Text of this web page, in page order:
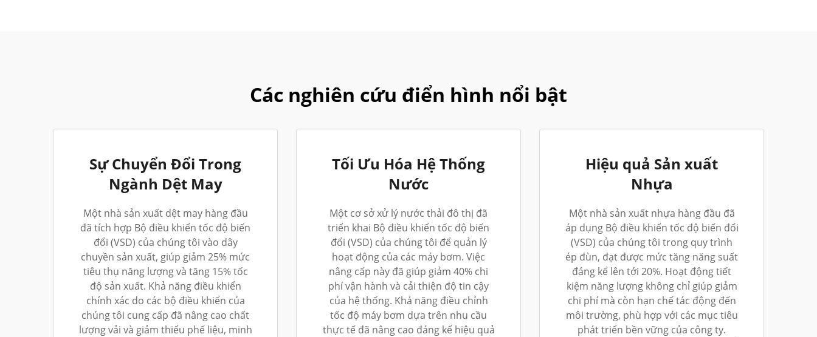
Các nghiên cứu điển hình nổi bật
Sự Chuyển Đổi Trong
Ngành Dệt May
Một nhà sản xuất dệt may hàng đầu
đã tích hợp Bộ điều khiển tốc độ biến
đổi (VSD) của chúng tôi vào dây
chuyền sản xuất, giúp giảm 25% mức
tiêu thụ năng lượng và tăng 15% tốc
độ sản xuất. Khả năng điều khiển
chính xác do các bộ điều khiển của
chúng tôi cung cấp đã nâng cao chất
lượng vải và giảm thiểu phế liệu, minh
Tối Ưu Hóa Hệ Thống
Nước
Một cơ sở xử lý nước thải đô thị đã
triển khai Bộ điều khiển tốc độ biến
đổi (VSD) của chúng tôi để quản lý
hoạt động của các máy bơm. Việc
nâng cấp này đã giúp giảm 40% chi
phí vận hành và cải thiện độ tin cậy
của hệ thống. Khả năng điều chỉnh
tốc độ máy bơm dựa trên nhu cầu
thực tế đã nâng cao đáng kể hiệu quả
Hiệu quả Sản xuất
Nhựa
Một nhà sản xuất nhựa hàng đầu đã
áp dụng Bộ điều khiển tốc độ biến đổi
(VSD) của chúng tôi trong quy trình
ép đùn, đạt được mức tăng năng suất
đáng kể lên tới 20%. Hoạt động tiết
kiệm năng lượng không chỉ giúp giảm
chi phí mà còn hạn chế tác động đến
môi trường, phù hợp với các mục tiêu
phát triển bền vững của công ty.